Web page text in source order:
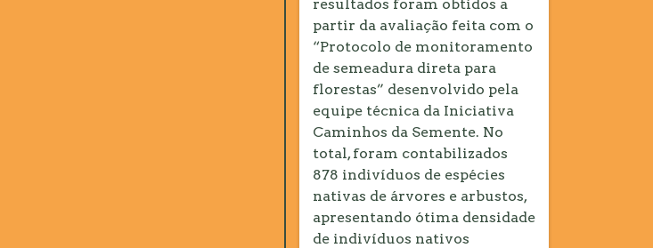
resultados foram obtidos a
partir da avaliação feita com o
“Protocolo de monitoramento
de semeadura direta para
florestas” desenvolvido pela
equipe técnica da Iniciativa
Caminhos da Semente. No
total, foram contabilizados
878 indivíduos de espécies
nativas de árvores e arbustos,
apresentando ótima densidade
de indivíduos nativos